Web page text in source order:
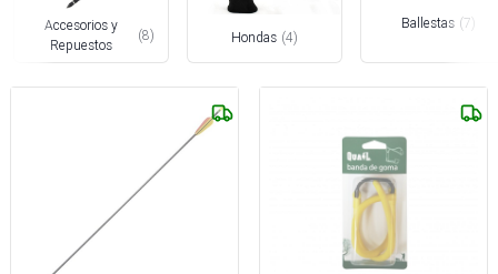
Accesorios y
Repuestos
(8) Hondas (4)
Ballestas (7